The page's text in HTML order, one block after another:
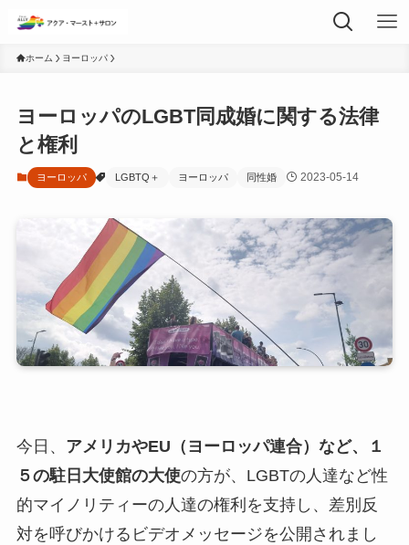
ホーム ヨーロッパ
ヨーロッパのLGBT同成婚に関する法律
と権利
ヨーロッパ LGBTQ＋ ヨーロッパ 同性婚 2023-05-14
今日、 アメリカやEU（ヨーロッパ連合）など、１
５の駐日大使館の大使の方が、LGBTの人達など性
的マイノリティーの人達の権利を支持し、差別反
対を呼びかけるビデオメッセージを公開されまし